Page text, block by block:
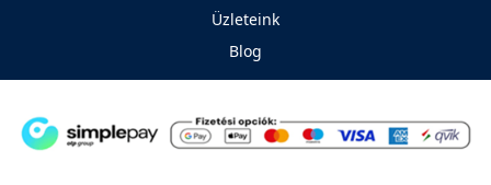
Üzleteink
Blog